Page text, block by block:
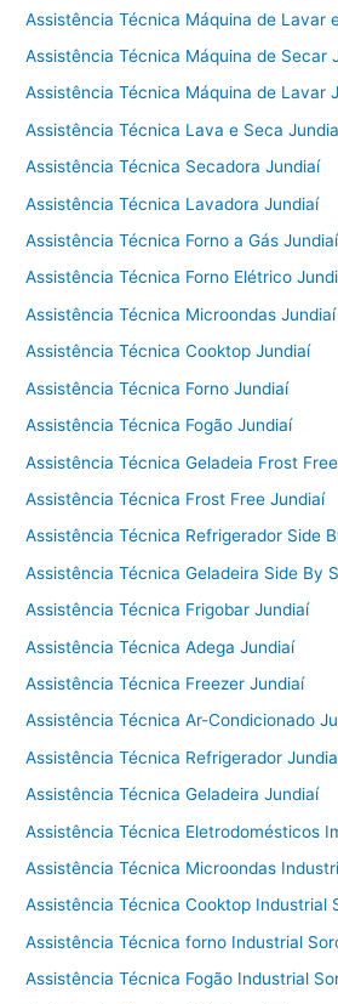
Assistência Técnica Máquina de Lavar
Assistência Técnica Máquina de Secar
Assistência Técnica Máquina de Lavar
Assistência Técnica Lava e Seca
Assistência Técnica Secadora Jundiaí
Assistência Técnica Lavadora Jundiaí
Assistência Técnica Forno a Gás Jundiaí
Assistência Técnica Forno Elétrico
Assistência Técnica Microondas Jundiaí
Assistência Técnica Cooktop Jundiaí
Assistência Técnica Forno Jundiaí
Assistência Técnica Fogão Jundiaí
Assistência Técnica Geladeia Frost
Assistência Técnica Frost Free Jundiaí
Assistência Técnica Refrigerador Side
Assistência Técnica Geladeira Side By
Assistência Técnica Frigobar Jundiaí
Assistência Técnica Adega Jundiaí
Assistência Técnica Freezer Jundiaí
Assistência Técnica Ar-Condicionado
Assistência Técnica Refrigerador
Assistência Técnica Geladeira Jundiaí
Assistência Técnica Eletrodomésticos
Assistência Técnica Microondas
Assistência Técnica Cooktop Industrial
Assistência Técnica forno Industrial
Assistência Técnica Fogão Industrial